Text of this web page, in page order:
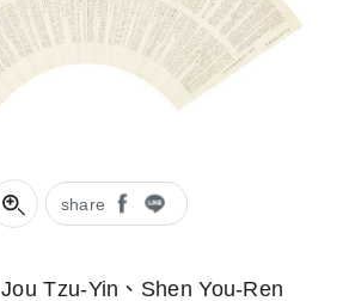
share
Jou Tzu-Yin、Shen You-Ren